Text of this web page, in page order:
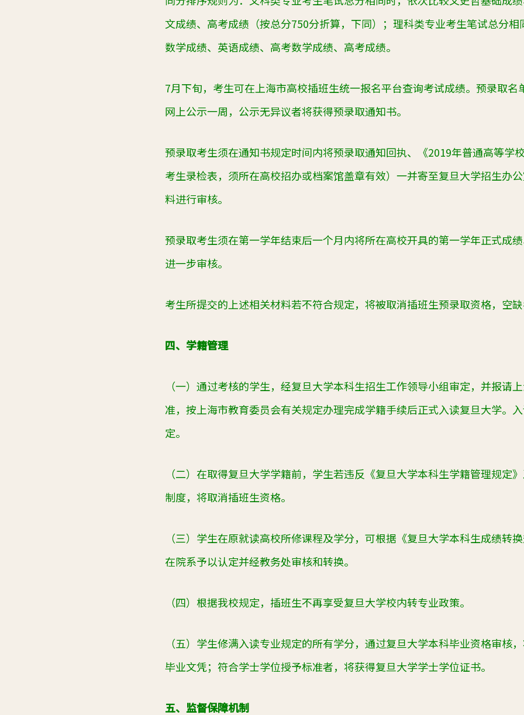
文成绩、高考成绩（按总分750分折算，下同）；理科类专业考生笔试总分
数学成绩、英语成绩、高考数学成绩、高考成绩。
7月下旬，考生可在上海市高校插班生统一报名平台查询考试成绩。预录取名
网上公示一周，公示无异议者将获得预录取通知书。
预录取考生须在通知书规定时间内将预录取通知回执、《2019年普通高等学
考生录检表，须所在高校招办或档案馆盖章有效）一并寄至复旦大学招生办
料进行审核。
预录取考生须在第一学年结束后一个月内将所在高校开具的第一学年正式成
进一步审核。
考生所提交的上述相关材料若不符合规定，将被取消插班生预录取资格，空缺
四、学籍管理
（一）通过考核的学生，经复旦大学本科生招生工作领导小组审定，并报请
准，按上海市教育委员会有关规定办理完成学籍手续后正式入读复旦大学。
定。
（二）在取得复旦大学学籍前，学生若违反《复旦大学本科生学籍管理规定
制度，将取消插班生资格。
（三）学生在原就读高校所修课程及学分，可根据《复旦大学本科生成绩转
在院系予以认定并经教务处审核和转换。
（四）根据我校规定，插班生不再享受复旦大学校内转专业政策。
（五）学生修满入读专业规定的所有学分，通过复旦大学本科毕业资格审核
毕业文凭；符合学士学位授予标准者，将获得复旦大学学士学位证书。
五、监督保障机制